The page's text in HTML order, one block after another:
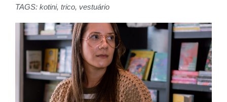
TAGS: kotini, trico, vestuário